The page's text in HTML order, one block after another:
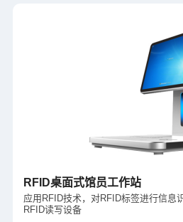
RFID桌面式馆员工作站
应用RFID技术，对RFID标签进行信息
RFID读写设备